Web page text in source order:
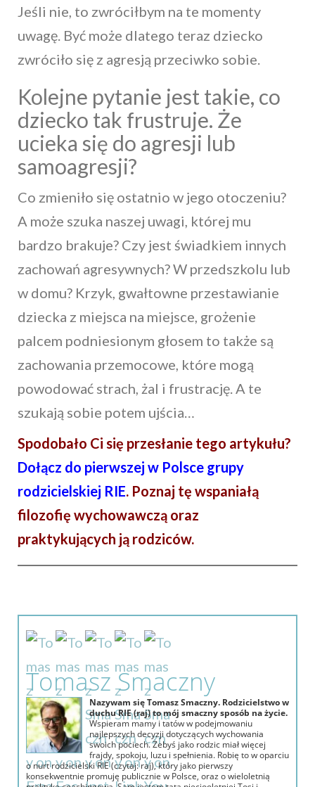
Jeśli nie, to zwróciłbym na te momenty
uwagę. Być może dlatego teraz dziecko
zwróciło się z agresją przeciwko sobie.
Kolejne pytanie jest takie, co
dziecko tak frustruje. Że
ucieka się do agresji lub
samoagresji?
Co zmieniło się ostatnio w jego otoczeniu?
A może szuka naszej uwagi, której mu
bardzo brakuje? Czy jest świadkiem innych
zachowań agresywnych? W przedszkolu lub
w domu? Krzyk, gwałtowne przestawianie
dziecka z miejsca na miejsce, grożenie
palcem podniesionym głosem to także są
zachowania przemocowe, które mogą
powodować strach, żal i frustrację. A te
szukają sobie potem ujścia…
Spodobało Ci się przesłanie tego artykułu?
Dołącz do pierwszej w Polsce grupy
rodzicielskiej RIE. Poznaj tę wspaniałą
filozofię wychowawczą oraz
praktykujących ją rodziców.
Tomasz Smaczny
Nazywam się Tomasz Smaczny. Rodzicielstwo w
duchu RIE (raj) to mój smaczny sposób na życie.
Wspieram mamy i tatów w podejmowaniu
najlepszych decyzji dotyczących wychowania
swoich pociech. Żebyś jako rodzic miał więcej
frajdy, spokoju, luzu i spełnienia. Robię to w oparciu
o nurt rodzicielski RIE (czytaj: raj), który jako pierwszy
konsekwentnie promuję publicznie w Polsce, oraz o wieloletnią